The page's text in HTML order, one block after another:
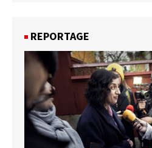
REPORTAGE